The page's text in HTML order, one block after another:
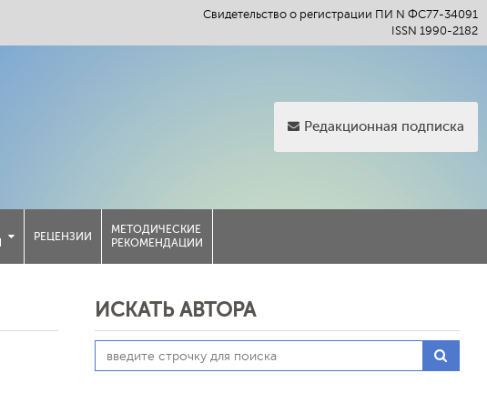
Свидетельство о регистрации ПИ N ФС77-34091
ISSN 1990-2182
Редакционная подписка
РЕЦЕНЗИИ
МЕТОДИЧЕСКИЕ
РЕКОМЕНДАЦИИ
ИСКАТЬ АВТОРА